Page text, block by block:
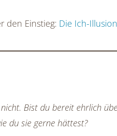
den Einstieg: Die Ich-
Bist du bereit ehrlich
du sie gerne hättest?